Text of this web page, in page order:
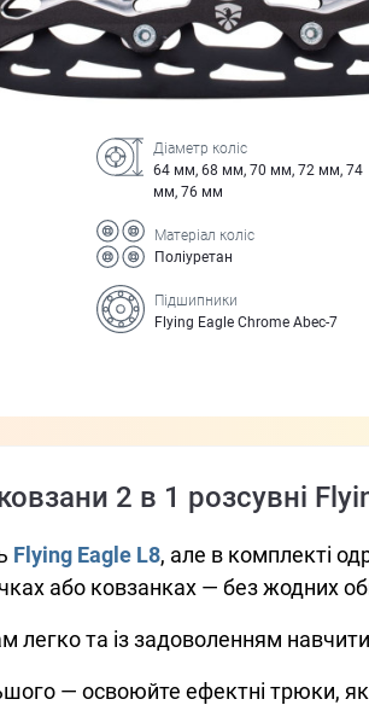
Діаметр коліс
64 мм, 68 мм, 70 мм, 72 мм, 74
мм, 76 мм
Матеріал коліс
Поліуретан
Підшипники
Flying Eagle Chrome Abec-7
2 в 1 розсувні
Flying Eagle L8, але в комплекті
або ковзанках — без жодних
легко та із задоволенням
— освоюйте ефектні трюки,